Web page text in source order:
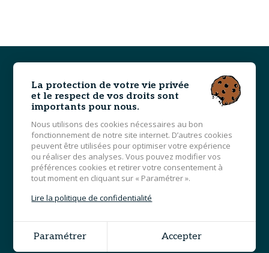
Pied
page
L'ÉTUDE
DOMAINES D'EXPERTISE
BIENS IMMOBILIERS
HONORAIRES
OUTILS
ACCÈS & CONTACT
© 2025 LCM & Associés - Tous droits réservés - Photos
non contractuelles -
Mentions légales
La protection de votre vie privée
et le respect de vos droits sont
importants pour nous.
Nous utilisons des cookies nécessaires au bon
fonctionnement de notre site internet. D’autres cookies
peuvent être utilisées pour optimiser votre expérience
ou réaliser des analyses. Vous pouvez modifier vos
préférences cookies et retirer votre consentement à
tout moment en cliquant sur « Paramétrer ».
Lire la politique de confidentialité
Paramétrer Accepter